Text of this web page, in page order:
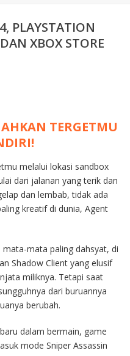
PLAYSTATION
XBOX STORE
TERGETMU
melalui lokasi sandbox
dari jalanan yang terik dan
dan lembab, tidak ada
kreatif di dunia, Agent
mata paling dahsyat, di
Shadow Client yang elusif
miliknya. Tetapi saat
dari buruannya
berubah.
dalam bermain, game
mode Sniper Assassin